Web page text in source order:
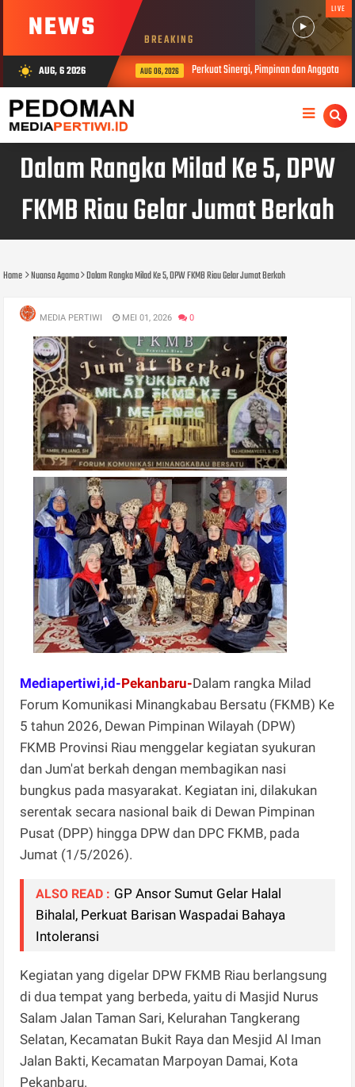
NEWS BREAKING
LIVE
wb_sunny AUG, 6 2026 AUG 06, 2026 Perkuat Sinergi, Pimpinan dan Anggota
Dalam Rangka Milad Ke 5, DPW
FKMB Riau Gelar Jumat Berkah
Home Nuansa Agama Dalam Rangka Milad Ke 5, DPW FKMB Riau Gelar Jumat Berkah
MEDIA PERTIWI MEI 01, 2026 0
Mediapertiwi,id-Pekanbaru-Dalam rangka Milad
Forum Komunikasi Minangkabau Bersatu (FKMB) Ke
5 tahun 2026, Dewan Pimpinan Wilayah (DPW)
FKMB Provinsi Riau menggelar kegiatan syukuran
dan Jum'at berkah dengan membagikan nasi
bungkus pada masyarakat. Kegiatan ini, dilakukan
serentak secara nasional baik di Dewan Pimpinan
Pusat (DPP) hingga DPW dan DPC FKMB, pada
Jumat (1/5/2026).
ALSO READ : GP Ansor Sumut Gelar Halal
Bihalal, Perkuat Barisan Waspadai Bahaya
Intoleransi
Kegiatan yang digelar DPW FKMB Riau berlangsung
di dua tempat yang berbeda, yaitu di Masjid Nurus
Salam Jalan Taman Sari, Kelurahan Tangkerang
Selatan, Kecamatan Bukit Raya dan Mesjid Al Iman
Jalan Bakti, Kecamatan Marpoyan Damai, Kota
Pekanbaru.